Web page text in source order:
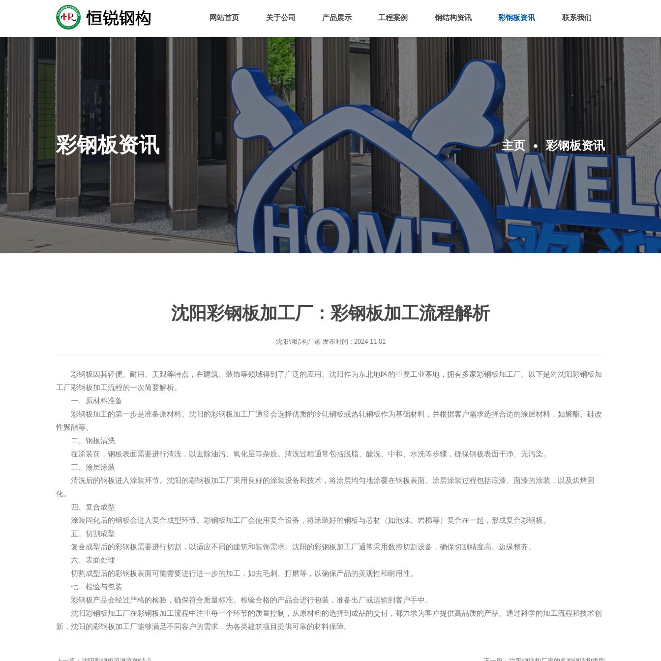
网站首页 关于公司 产品展示 工程案例 钢结构资讯 彩钢板资讯 联系我们
彩钢板资讯 主页 彩钢板资讯
沈阳彩钢板加工厂：彩钢板加工流程解析
沈阳钢结构厂家 发布时间 : 2024-11-01
彩钢板因其轻便、耐用、美观等特点，在建筑、装饰等领域得到了广泛的应用。沈阳作为东北地区的重要工业基地，拥有多家彩钢板加工厂。以下是对沈阳彩钢板加
工厂彩钢板加工流程的一次简要解析。
一、原材料准备
彩钢板加工的第一步是准备原材料。沈阳的彩钢板加工厂通常会选择优质的冷轧钢板或热轧钢板作为基础材料，并根据客户需求选择合适的涂层材料，如聚酯、硅改
性聚酯等。
二、钢板清洗
在涂装前，钢板表面需要进行清洗，以去除油污、氧化层等杂质。清洗过程通常包括脱脂、酸洗、中和、水洗等步骤，确保钢板表面干净、无污染。
三、涂层涂装
清洗后的钢板进入涂装环节。沈阳的彩钢板加工厂采用良好的涂装设备和技术，将涂层均匀地涂覆在钢板表面。涂层涂装过程包括底漆、面漆的涂装，以及烘烤固
化。
四、复合成型
涂装固化后的钢板会进入复合成型环节。彩钢板加工厂会使用复合设备，将涂装好的钢板与芯材（如泡沫、岩棉等）复合在一起，形成复合彩钢板。
五、切割成型
复合成型后的彩钢板需要进行切割，以适应不同的建筑和装饰需求。沈阳的彩钢板加工厂通常采用数控切割设备，确保切割精度高、边缘整齐。
六、表面处理
切割成型后的彩钢板表面可能需要进行进一步的加工，如去毛刺、打磨等，以确保产品的美观性和耐用性。
七、检验与包装
彩钢板产品会经过严格的检验，确保符合质量标准。检验合格的产品会进行包装，准备出厂或运输到客户手中。
沈阳彩钢板加工厂在彩钢板加工流程中注重每一个环节的质量控制，从原材料的选择到成品的交付，都力求为客户提供高品质的产品。通过科学的加工流程和技术创
新，沈阳的彩钢板加工厂能够满足不同客户的需求，为各类建筑项目提供可靠的材料保障。